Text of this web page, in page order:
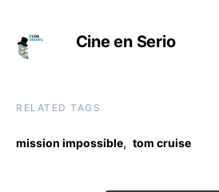
Cine en Serio
RELATED TAGS
mission impossible, tom cruise